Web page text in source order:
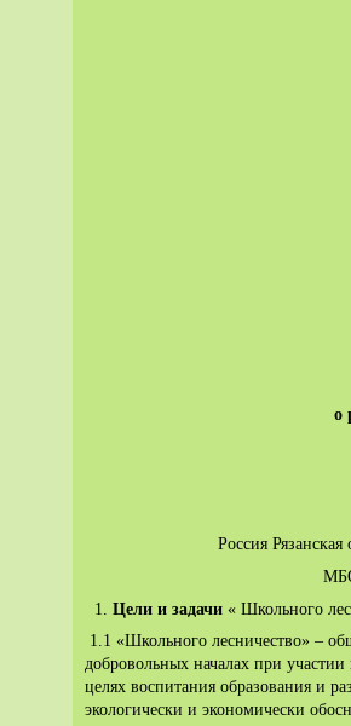
о
Россия
1. Цели и задачи « Школьного
1.1 «Школьного лесничество» –
добровольных началах при участии
целях воспитания образования и
экологически и экономически